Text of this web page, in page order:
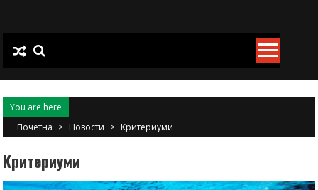
content
You are here
Почетна > Новости > Критериуми
Критериуми